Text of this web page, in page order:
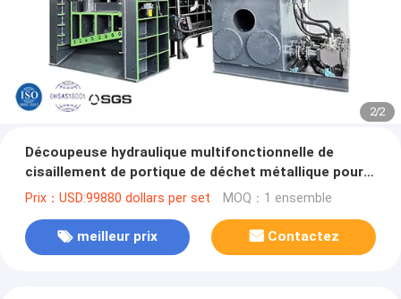
2/2
Découpeuse hydraulique multifonctionnelle de
cisaillement de portique de déchet métallique pour
l'usine de réutilisation en métal
Prix：USD:99880 dollars per set MOQ：1 ensemble
meilleur prix Contactez